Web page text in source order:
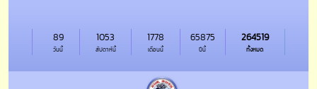
วันนี้
89
สัปดาห์นี้
1053
เดือนนี้
1778
ปีนี้
65875
ทั้งหมด
264519